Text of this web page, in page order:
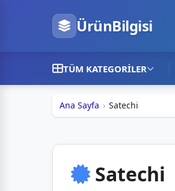
ÜrünBilgisi
TÜM KATEGORILER
Ana Sayfa Satechi
Satechi